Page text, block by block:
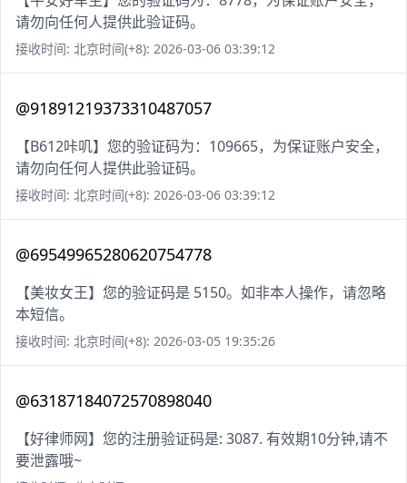
请勿向任何人提供此验证码。
接收时间: 北京时间(+8): 2026-03-06 03:39:12
@91891219373310487057
【B612咔叽】您的验证码为：109665，为保证账户安全，
请勿向任何人提供此验证码。
接收时间: 北京时间(+8): 2026-03-06 03:39:12
@69549965280620754778
【美妆女王】您的验证码是 5150。如非本人操作，请忽略
本短信。
接收时间: 北京时间(+8): 2026-03-05 19:35:26
@63187184072570898040
【好律师网】您的注册验证码是: 3087. 有效期10分钟,请不
要泄露哦~